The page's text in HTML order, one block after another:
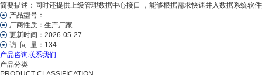
简要描述： 同时还提供上级管理数据中心接口 ，能够根据需求快速并入数据系统
产品型号：
厂商性质： 生产厂家
更新时间： 2026-05-27
访 问 量： 134
产品咨询联系我们
产品分类